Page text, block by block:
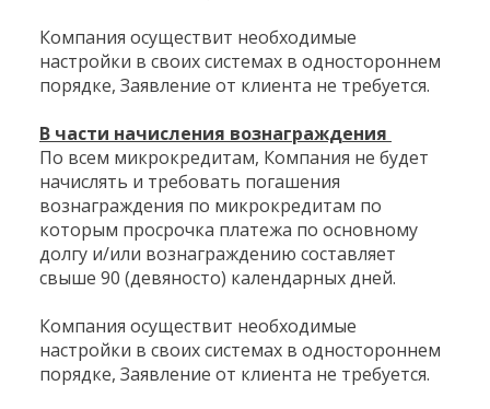
Компания осуществит необходимые
настройки в своих системах в одностороннем
порядке, Заявление от клиента не требуется.
В части начисления вознаграждения
По всем микрокредитам, Компания не будет
начислять и требовать погашения
вознаграждения по микрокредитам по
которым просрочка платежа по основному
долгу и/или вознаграждению составляет
свыше 90 (девяносто) календарных дней.
Компания осуществит необходимые
настройки в своих системах в одностороннем
порядке, Заявление от клиента не требуется.